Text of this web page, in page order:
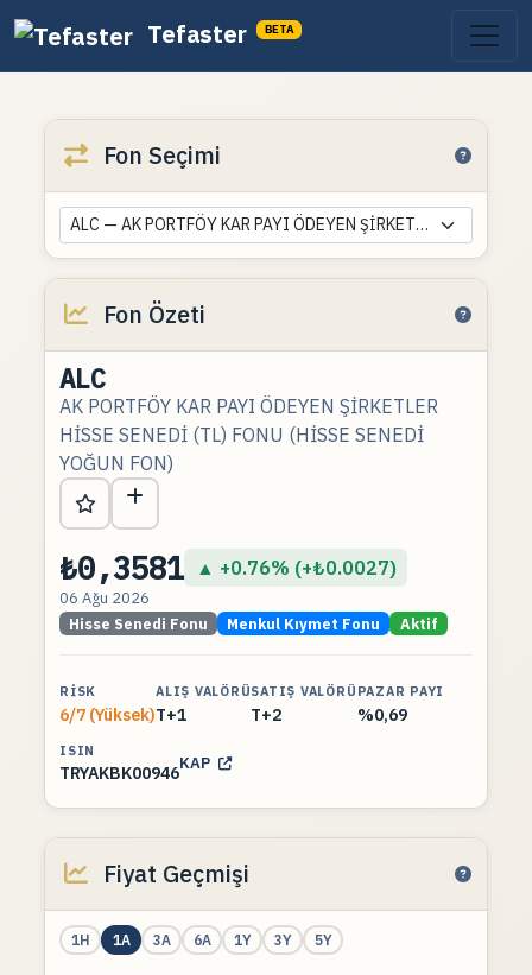
Tefaster BETA
Fon Seçimi
ALC — AK PORTFÖY KAR PAYI ÖDEYEN ŞİRKETLER HİSSE SENEDİ (TL) FONU (HİSSE SENEDİ YOĞUN FON)
Fon Özeti
ALC
AK PORTFÖY KAR PAYI ÖDEYEN ŞİRKETLER
HİSSE SENEDİ (TL) FONU (HİSSE SENEDİ
YOĞUN FON)
₺0,3581 ▲ +0.76% (+₺0.0027)
06 Ağu 2026
Hisse Senedi Fonu Menkul Kıymet Fonu Aktif
RISK
6/7 (Yüksek)
ALIŞ VALÖRÜ
T+1
SATIŞ VALÖRÜ
T+2
PAZAR PAYI
%0,69
ISIN
TRYAKBK00946KAP
Fiyat Geçmişi
1H 1A 3A 6A 1Y 3Y 5Y